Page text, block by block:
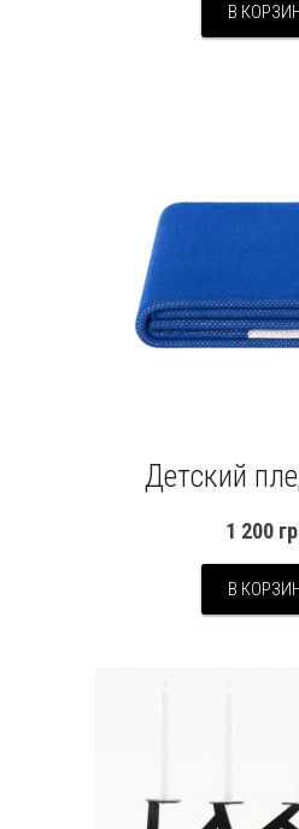
В
Детский
1 200
В